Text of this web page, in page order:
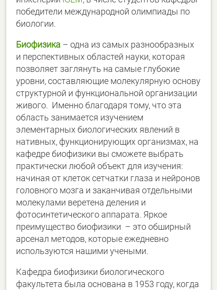
победители международной олимпиады по
биологии.
Биофизика – одна из самых разнообразных
и перспективных областей науки, которая
позволяет заглянуть на самые глубокие
уровни, составляющие молекулярную основу
структурной и функциональной организации
живого. Именно благодаря тому, что эта
область занимается изучением
элементарных биологических явлений в
нативных, функционирующих организмах, на
кафедре биофизики вы сможете выбрать
практически любой объект для изучения:
начиная от клеток сетчатки глаза и нейронов
головного мозга и заканчивая отдельными
молекулами веретена деления и
фотосинтетического аппарата. Яркое
преимущество биофизики – это обширный
арсенал методов, которые ежедневно
используются нашими учеными.
Кафедра биофизики биологического
факультета была основана в 1953 году, когда